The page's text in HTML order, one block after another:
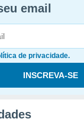
email
de privacidade.